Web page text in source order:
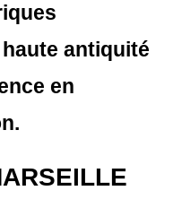
antiquité
en